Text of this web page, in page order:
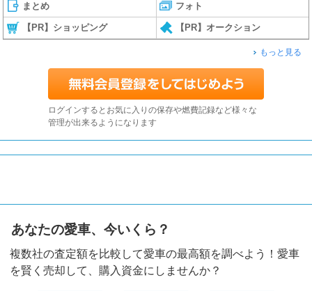
まとめ フォト
【PR】ショッピング 【PR】オークション
もっと見る
ログインするとお気に入りの保存や燃費記録など様々な
管理が出来るようになります
あなたの愛車、今いくら？
複数社の査定額を比較して愛車の最高額を調べよう！愛車
を賢く売却して、購入資金にしませんか？